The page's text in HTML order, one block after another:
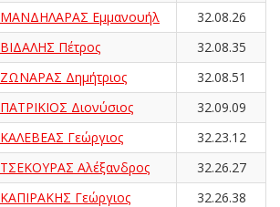
ΜΑΝΔΗΛΑΡΑΣ Εμμανουήλ
32.08.26
ΒΙΔΑΛΗΣ Πέτρος
32.08.35
ΖΩΝΑΡΑΣ Δημήτριος
32.08.51
ΠΑΤΡΙΚΙΟΣ Διονύσιος
32.09.09
ΚΑΛΕΒΕΑΣ Γεώργιος
32.23.12
ΤΣΕΚΟΥΡΑΣ Αλέξανδρος
32.26.27
ΚΑΠΙΡΑΚΗΣ Γεώργιος
32.26.38